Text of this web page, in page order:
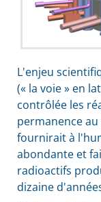
L'enjeu
(« la voie » en
contrôlée les
permanence
fournirait à
abondante et
radioactifs
dizaine